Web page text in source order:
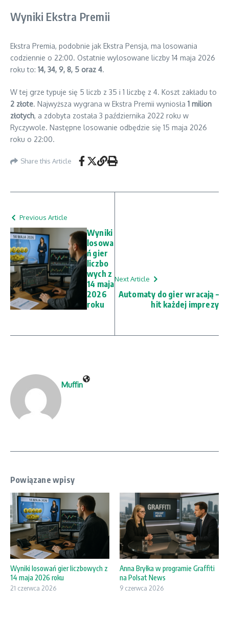
Wyniki Ekstra Premii
Ekstra Premia, podobnie jak Ekstra Pensja, ma losowania
codziennie o 22:00. Ostatnie wylosowane liczby 14 maja 2026
roku to: 14, 34, 9, 8, 5 oraz 4.
W tej grze typuje się 5 liczb z 35 i 1 liczbę z 4. Koszt zakładu to
2 złote. Najwyższa wygrana w Ekstra Premii wyniosła 1 milion
złotych, a zdobyta została 3 października 2022 roku w
Ryczywole. Następne losowanie odbędzie się 15 maja 2026
roku o 22:00.
Share this Article
Previous Article
Wyniki
losowa
ń gier
liczbo
wych z
14 maja
2026
roku
Next Article
Automaty do gier wracają –
hit każdej imprezy
Muffin
Powiązane wpisy
Wyniki losowań gier liczbowych z
14 maja 2026 roku
21 czerwca 2026
Anna Bryłka w programie Graffiti
na Polsat News
9 czerwca 2026